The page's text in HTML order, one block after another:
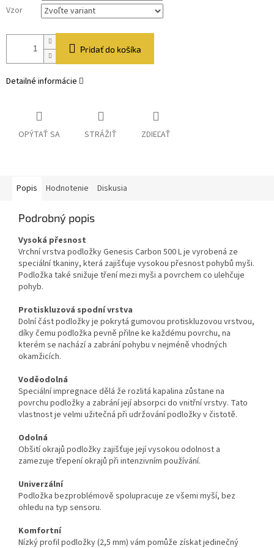
Vzor
Pridať do košíka
Detailné informácie
OPÝTAŤ SA STRÁŽIŤ ZDIEĽAŤ
Popis Hodnotenie Diskusia
Podrobný popis
Vysoká přesnost
Vrchní vrstva podložky Genesis Carbon 500 L je vyrobená ze
speciální tkaniny, která zajišťuje vysokou přesnost pohybů myši.
Podložka také snižuje tření mezi myši a povrchem co ulehčuje
pohyb.
Protiskluzová spodní vrstva
Dolní část podložky je pokrytá gumovou protiskluzovou vrstvou,
díky čemu podložka pevně přilne ke každému povrchu, na
kterém se nachází a zabrání pohybu v nejméně vhodných
okamžicích.
Voděodolná
Speciální impregnace dělá že rozlitá kapalina zůstane na
povrchu podložky a zabrání její absorpci do vnitřní vrstvy. Tato
vlastnost je velmi užitečná při udržování podložky v čistotě.
Odolná
Obšití okrajů podložky zajišťuje její vysokou odolnost a
zamezuje třepení okrajů při intenzivním používání.
Univerzální
Podložka bezproblémově spolupracuje ze všemi myší, bez
ohledu na typ sensoru.
Komfortní
Nízký profil podložky (2,5 mm) vám pomůže získat jedinečný